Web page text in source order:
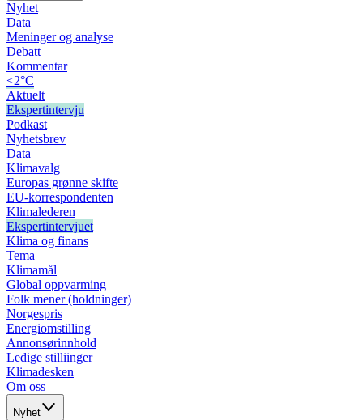
Nyhet
Data
Meninger og analyse
Debatt
Kommentar
<2°C
Aktuelt
Ekspertintervju
Podkast
Nyhetsbrev
Data
Klimavalg
Europas grønne skifte
EU-korrespondenten
Klimalederen
Ekspertintervjuet
Klima og finans
Tema
Klimamål
Global oppvarming
Folk mener (holdninger)
Norgespris
Energiomstilling
Annonsørinnhold
Ledige stilliinger
Klimadesken
Om oss
Nyhet